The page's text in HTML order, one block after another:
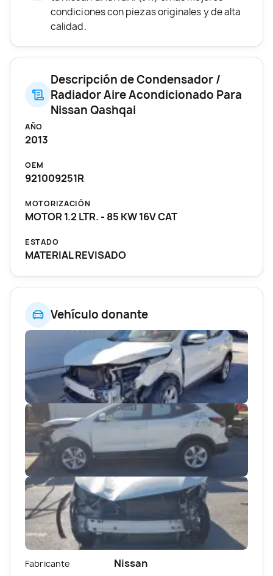
Vehículo donante
Fabricante Nissan
condiciones con piezas originales y de alta
calidad.
Descripción de Condensador /
Radiador Aire Acondicionado Para
Nissan Qashqai
AÑO
2013
OEM
921009251R
MOTORIZACIÓN
MOTOR 1.2 LTR. - 85 KW 16V CAT
ESTADO
MATERIAL REVISADO